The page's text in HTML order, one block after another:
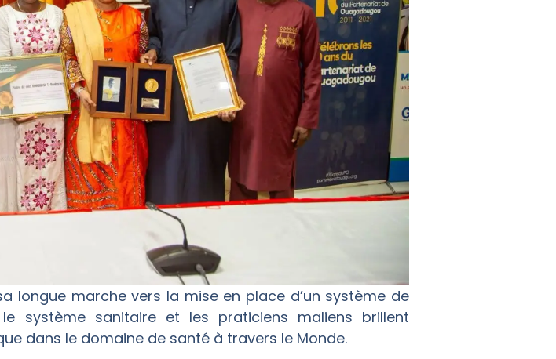
longue marche vers la mise en place d’un système de
système sanitaire et les praticiens maliens brillent
dans le domaine de santé à travers le Monde.